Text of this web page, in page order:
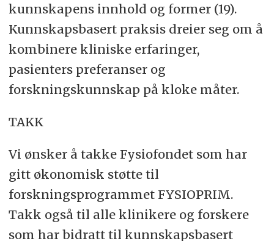
kunnskapens innhold og former (19).
Kunnskapsbasert praksis dreier seg om å
kombinere kliniske erfaringer,
pasienters preferanser og
forskningskunnskap på kloke måter.
TAKK
Vi ønsker å takke Fysiofondet som har
gitt økonomisk støtte til
forskningsprogrammet FYSIOPRIM.
Takk også til alle klinikere og forskere
som har bidratt til kunnskapsbasert